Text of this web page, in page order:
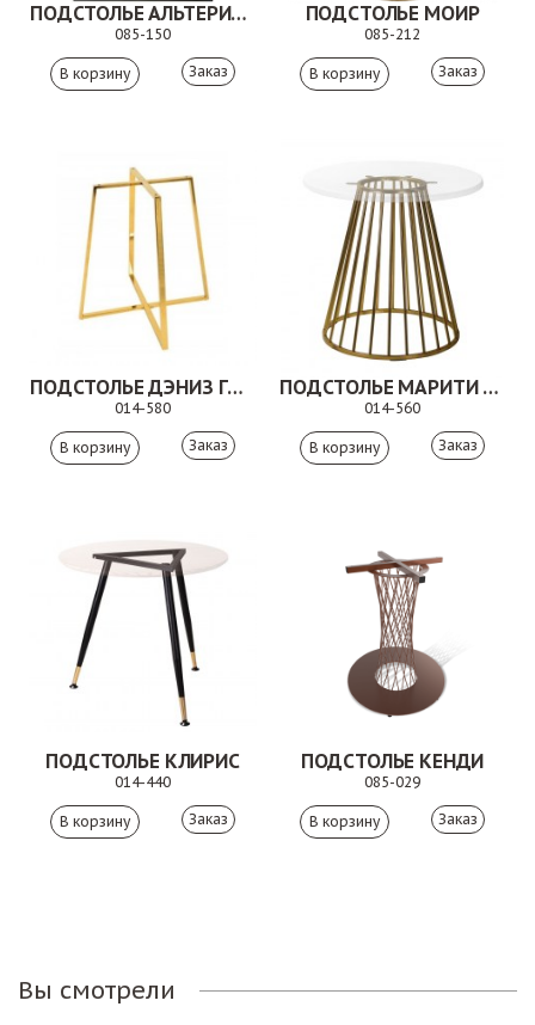
ПОДСТОЛЬЕ АЛЬТЕРИКС
085-150
Заказ
ПОДСТОЛЬЕ МОИР
085-212
Заказ
ПОДСТОЛЬЕ ДЭНИЗ ГОЛД
014-580
Заказ
ПОДСТОЛЬЕ МАРИТИ ГОЛД
014-560
Заказ
ПОДСТОЛЬЕ КЛИРИС
014-440
Заказ
ПОДСТОЛЬЕ КЕНДИ
085-029
Заказ
Вы смотрели